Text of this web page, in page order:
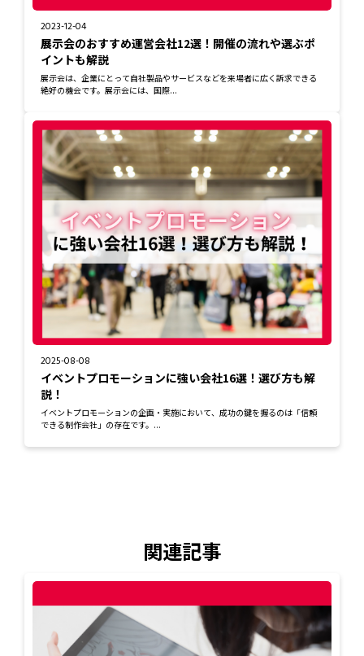
2023-12-04
展示会のおすすめ運営会社12選！開催の流れや選ぶポ
イントも解説
展示会は、企業にとって自社製品やサービスなどを来場者に広く訴求できる
絶好の機会です。展示会には、国際...
2025-08-08
イベントプロモーションに強い会社16選！選び方も解
説！
イベントプロモーションの企画・実施において、成功の鍵を握るのは「信頼
できる制作会社」の存在です。...
関連記事